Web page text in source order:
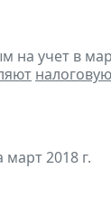
учет в
март 2018 г.